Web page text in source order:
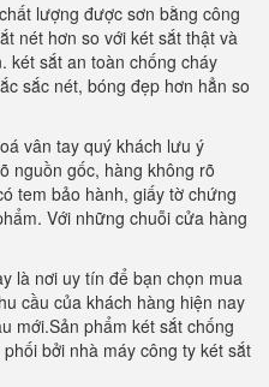
lượng được sơn bằng công
nét hơn so với két sắt thật và
két sắt an toàn chống cháy
sắc nét, bóng đẹp hơn hẳn so
vân tay quý khách lưu ý
nguồn gốc, hàng không rõ
tem bảo hành, giấy tờ chứng
Với những chuỗi cửa hàng
là nơi uy tín để bạn chọn mua
cầu của khách hàng hiện nay
mới.Sản phẩm két sắt chống
bởi nhà máy công ty két sắt